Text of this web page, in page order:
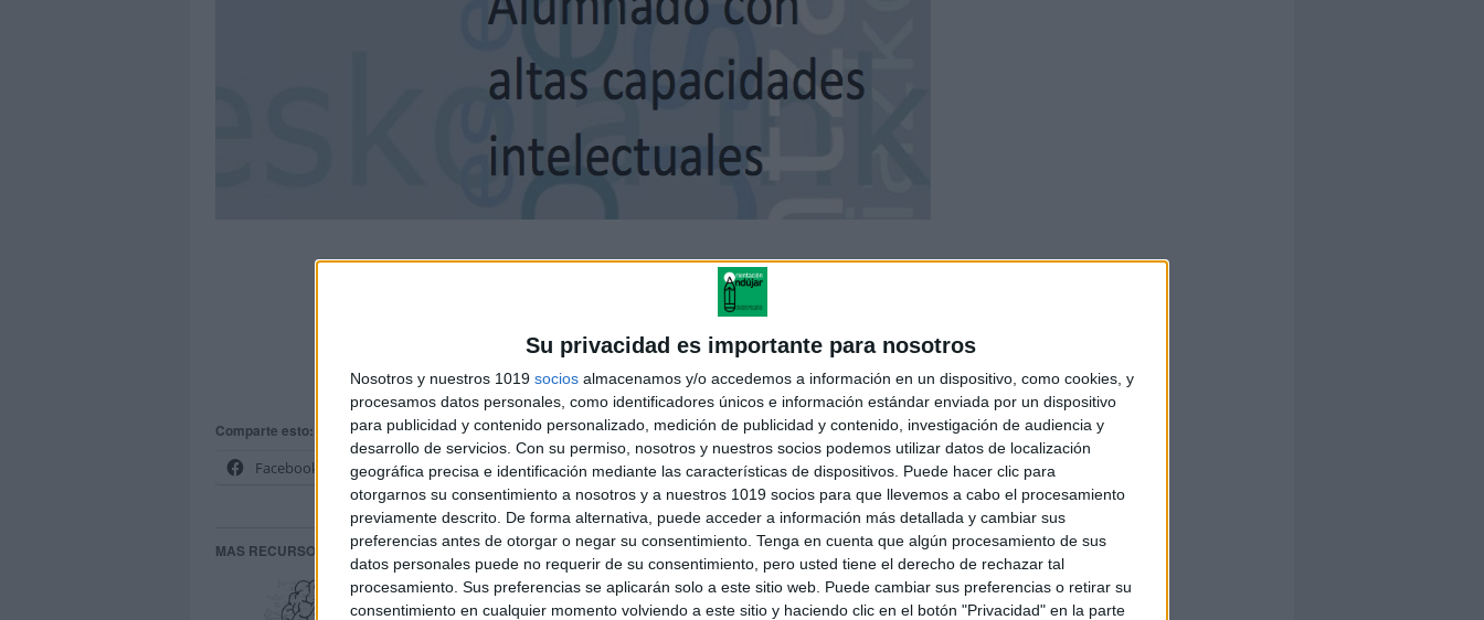
Su privacidad es importante para nosotros
Nosotros y nuestros 1019 socios almacenamos y/o accedemos a información en un dispositivo, como cookies, y
procesamos datos personales, como identificadores únicos e información estándar enviada por un dispositivo
para publicidad y contenido personalizado, medición de publicidad y contenido, investigación de audiencia y
desarrollo de servicios. Con su permiso, nosotros y nuestros socios podemos utilizar datos de localización
geográfica precisa e identificación mediante las características de dispositivos. Puede hacer clic para
otorgarnos su consentimiento a nosotros y a nuestros 1019 socios para que llevemos a cabo el procesamiento
previamente descrito. De forma alternativa, puede acceder a información más detallada y cambiar sus
preferencias antes de otorgar o negar su consentimiento. Tenga en cuenta que algún procesamiento de sus
datos personales puede no requerir de su consentimiento, pero usted tiene el derecho de rechazar tal
procesamiento. Sus preferencias se aplicarán solo a este sitio web. Puede cambiar sus preferencias o retirar su
consentimiento en cualquier momento volviendo a este sitio y haciendo clic en el botón "Privacidad" en la parte
Orientaciones educativas. Alumnado con altas capacidades intelectuales
fuente:http://www.euskadi.eus/
Comparte esto:
Facebook
X
MAS RECURSOS SOBRE ESTE TEMA
Alumnado con altas capacidades intelectuales Orientaciones
educativas